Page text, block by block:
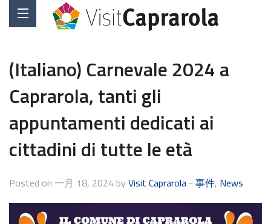
(Italiano) Carnevale 2024 a
Caprarola, tanti gli
appuntamenti dedicati ai
cittadini di tutte le età
Posted on 一月 18, 2024 by Visit Caprarola - 事件, News